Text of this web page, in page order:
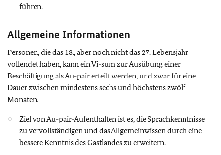
führen.
Allgemeine Informationen
Personen, die das 18., aber noch nicht das 27. Lebensjahr
vollendet haben, kann ein Vi-sum zur Ausübung einer
Beschäftigung als Au-pair erteilt werden, und zwar für eine
Dauer zwischen mindestens sechs und höchstens zwölf
Monaten.
Ziel von Au-pair-Aufenthalten ist es, die Sprachkenntnisse
zu vervollständigen und das Allgemeinwissen durch eine
bessere Kenntnis des Gastlandes zu erweitern.